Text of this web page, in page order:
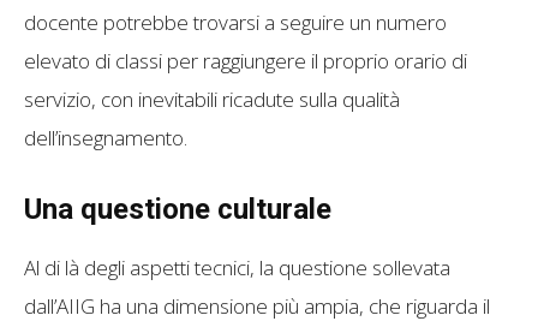
docente potrebbe trovarsi a seguire un numero
elevato di classi per raggiungere il proprio orario di
servizio, con inevitabili ricadute sulla qualità
dell’insegnamento.
Una questione culturale
Al di là degli aspetti tecnici, la questione sollevata
dall’AIIG ha una dimensione più ampia, che riguarda il